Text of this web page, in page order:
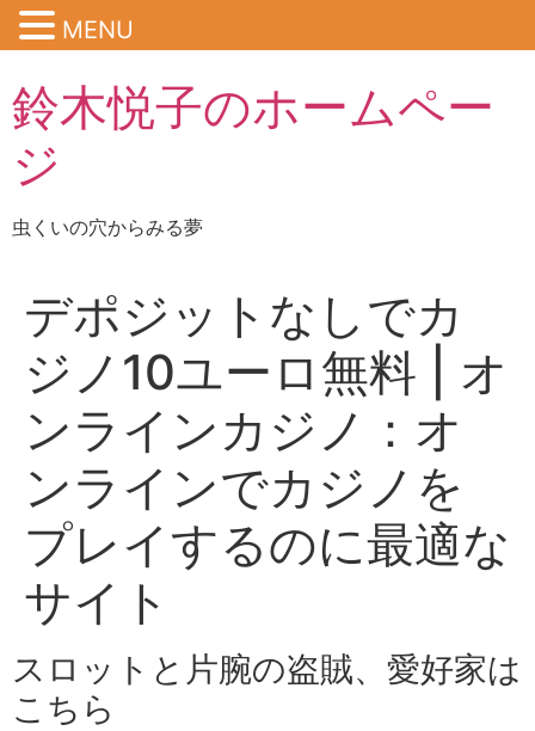
鈴木悦子のホームペー
ジ
虫くいの穴からみる夢
デポジットなしでカ
ジノ10ユーロ無料 | オ
ンラインカジノ：オ
ンラインでカジノを
プレイするのに最適な
サイト
スロットと片腕の盗賊、愛好家は
こちら
MENU